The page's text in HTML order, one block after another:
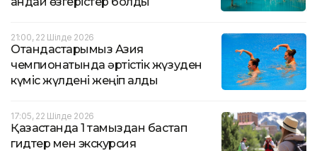
21:00, 22 Шілде 2026
Отандастарымыз Азия
чемпионатында әртістік жүзуден
күміс жүлдені жеңіп алды
17:05, 22 Шілде 2026
Қазақстанда 1 тамыздан бастап
гидтер мен экскурсия